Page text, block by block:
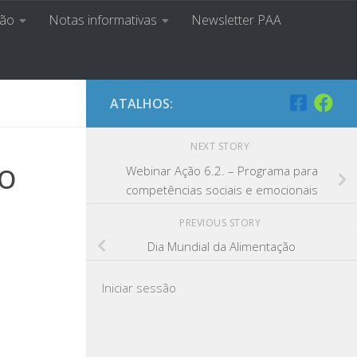
Notas informativas Newsletter PAA
ATALHOS:
NEXT STORY
Webinar Ação 6.2. – Programa para
competências sociais e emocionais
PREVIOUS STORY
Dia Mundial da Alimentação
Iniciar sessão